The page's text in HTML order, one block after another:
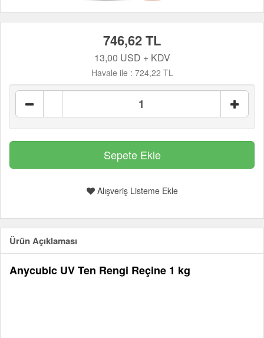
746,62 TL
13,00 USD + KDV
Havale ile : 724,22 TL
Alışveriş Listeme Ekle
Ürün Açıklaması
Anycubic UV Ten Rengi Reçine 1 kg